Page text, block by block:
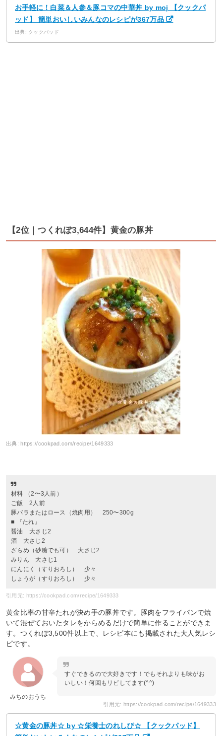
お手軽に！白菜＆人参＆豚コマの中華丼 by moj 【クックパ
ッド】 簡単おいしいみんなのレシピが367万品
出典: クックパッド
【2位｜つくれぽ3,644件】黄金の豚丼
出典:https://cookpad.com/recipe/1649333
材料 （2〜3人前）
ご飯 2人前
豚バラまたはロース（焼肉用） 250〜300g
■ 『たれ』
醤油 大さじ2
酒 大さじ2
ざらめ（砂糖でも可） 大さじ2
みりん 大さじ1
にんにく（すりおろし） 少々
しょうが（すりおろし） 少々
引用元: https://cookpad.com/recipe/1649333
黄金比率の甘辛たれが決め手の豚丼です。豚肉をフライパンで焼
いて混ぜておいたタレをからめるだけで簡単に作ることができま
す。つくれぽ3,500件以上で、レシピ本にも掲載された大人気レシ
ピです。
みちのおうち
すぐできるので大好きです！でもそれよりも味がお
いしい！何回もリピしてます(^^)
引用元: https://cookpad.com/recipe/1649333
☆黄金の豚丼☆ by ☆栄養士のれしぴ☆ 【クックパッド】